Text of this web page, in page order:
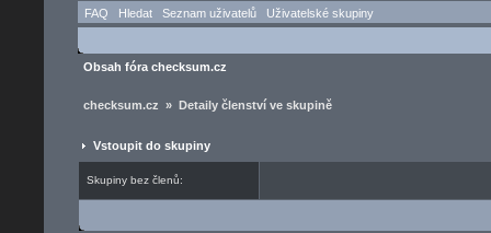
FAQ Hledat Seznam uživatelů Uživatelské skupiny
Obsah fóra checksum.cz
checksum.cz » Detaily členství ve skupině
Vstoupit do skupiny
Skupiny bez členů: